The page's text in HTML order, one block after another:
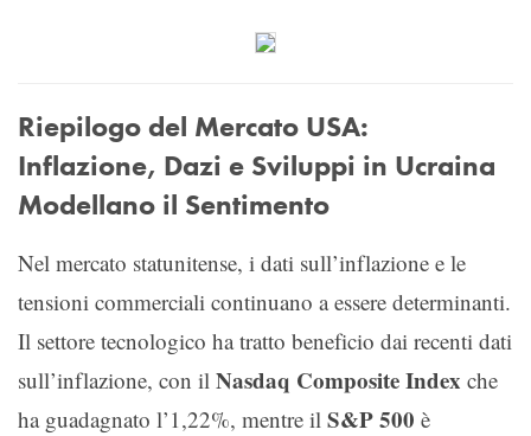
Riepilogo del Mercato USA:
Inflazione, Dazi e Sviluppi in Ucraina
Modellano il Sentimento
Nel mercato statunitense, i dati sull’inflazione e le
tensioni commerciali continuano a essere determinanti.
Il settore tecnologico ha tratto beneficio dai recenti dati
sull’inflazione, con il Nasdaq Composite Index che
ha guadagnato l’1,22%, mentre il S&P 500 è